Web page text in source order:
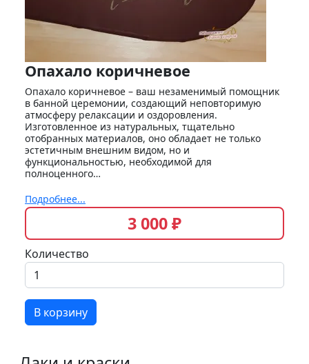
Опахало коричневое
Опахало коричневое – ваш незаменимый помощник
в банной церемонии, создающий неповторимую
атмосферу релаксации и оздоровления.
Изготовленное из натуральных, тщательно
отобранных материалов, оно обладает не только
эстетичным внешним видом, но и
функциональностью, необходимой для
полноценного…
Подробнее...
3 000 ₽
Количество
В корзину